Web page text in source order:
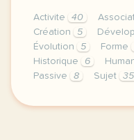
Activite 40
Création
5
Évolution
5 Forme
Historique
6
Passive
8 Sujet 35
theme gestion